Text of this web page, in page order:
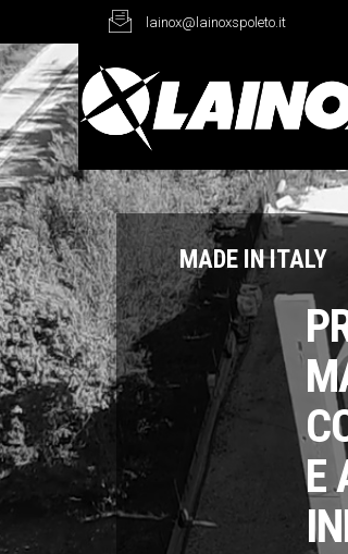
lainox@lainoxspoleto.it
E
MADE IN ITALY